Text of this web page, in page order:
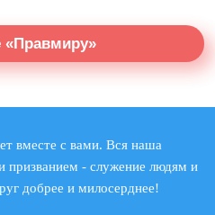
«Правмиру»
вместе с вами. Вся наша
- служение людям и
добрее и милосерднее!